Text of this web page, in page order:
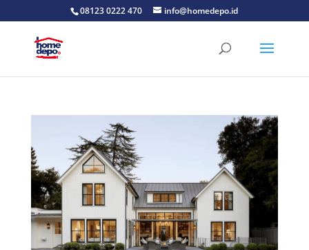
08123 0222 470 info@homedepo.id